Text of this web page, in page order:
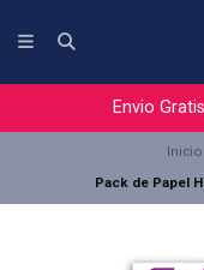
Envio
Inicio
Pack de Papel